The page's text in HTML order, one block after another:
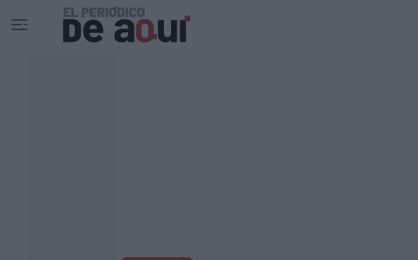
Ir al contenido principal